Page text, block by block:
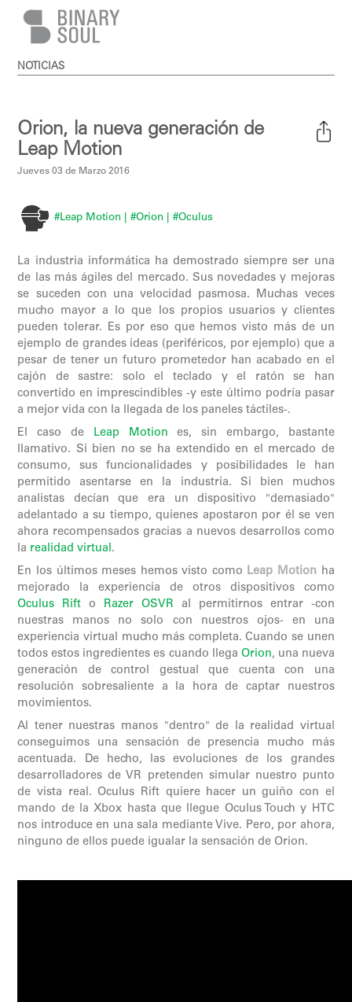
Pasar al contenido principal
NOTICIAS
Orion, la nueva generación de
Leap Motion
Jueves 03 de Marzo 2016
#Leap Motion | #Orion | #Oculus
La industria informática ha demostrado siempre ser una
de las más ágiles del mercado. Sus novedades y mejoras
se suceden con una velocidad pasmosa. Muchas veces
mucho mayor a lo que los propios usuarios y clientes
pueden tolerar. Es por eso que hemos visto más de un
ejemplo de grandes ideas (periféricos, por ejemplo) que a
pesar de tener un futuro prometedor han acabado en el
cajón de sastre: solo el teclado y el ratón se han
convertido en imprescindibles -y este último podría pasar
a mejor vida con la llegada de los paneles táctiles-.
El caso de Leap Motion es, sin embargo, bastante
llamativo. Si bien no se ha extendido en el mercado de
consumo, sus funcionalidades y posibilidades le han
permitido asentarse en la industria. Si bien muchos
analistas decían que era un dispositivo "demasiado"
adelantado a su tiempo, quienes apostaron por él se ven
ahora recompensados gracias a nuevos desarrollos como
la realidad virtual.
En los últimos meses hemos visto como Leap Motion ha
mejorado la experiencia de otros dispositivos como
Oculus Rift o Razer OSVR al permitirnos entrar -con
nuestras manos no solo con nuestros ojos- en una
experiencia virtual mucho más completa. Cuando se unen
todos estos ingredientes es cuando llega Orion, una nueva
generación de control gestual que cuenta con una
resolución sobresaliente a la hora de captar nuestros
movimientos.
Al tener nuestras manos "dentro" de la realidad virtual
conseguimos una sensación de presencia mucho más
acentuada. De hecho, las evoluciones de los grandes
desarrolladores de VR pretenden simular nuestro punto
de vista real. Oculus Rift quiere hacer un guiño con el
mando de la Xbox hasta que llegue Oculus Touch y HTC
nos introduce en una sala mediante Vive. Pero, por ahora,
ninguno de ellos puede igualar la sensación de Orion.